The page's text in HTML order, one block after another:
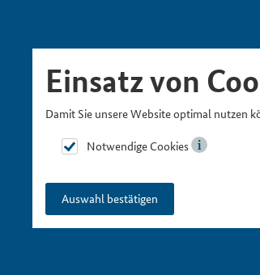
Einsatz von
Damit Sie unsere Website optimal nutzen
Notwendige Cookies
Auswahl bestätigen